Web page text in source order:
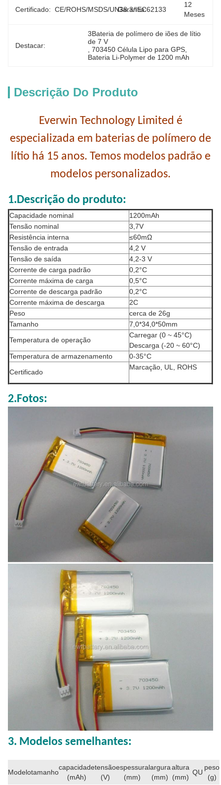
Certificado: CE/ROHS/MSDS/UN38.3/IEC62133
Garantia:
12
Meses
Destacar:
3Bateria de polímero de iões de lítio
de 7 V
, 703450 Célula Lipo para GPS
Bateria Li-Polymer de 1200 mAh
Descrição Do Produto
Everwin Technology Limited é
especializada em baterias de polímero de
lítio há 15 anos. Temos modelos padrão e
modelos personalizados.
1.Descrição do produto:
Capacidade nominal
1200mAh
Tensão nominal
3,7V
Resistência interna
≤60mΩ
Tensão de entrada
4,2 V
Tensão de saída
4,2-3 V
Corrente de carga padrão
0,2°C
Corrente máxima de carga
0,5°C
Corrente de descarga padrão
0,2°C
Corrente máxima de descarga
2C
Peso
cerca de 26g
Tamanho
7,0*34,0*50mm
Temperatura de operação
Carregar (0 ~ 45°C)
Descarga (-20 ~ 60°C)
Temperatura de armazenamento
0-35°C
Certificado
Marcação, UL, ROHS
2.Fotos:
3. Modelos semelhantes:
Modelotamanho
capacidade
(mAh)
tensão
(V)
espessura
(mm)
largura
(mm)
altura
(mm)
QU
peso
(g)